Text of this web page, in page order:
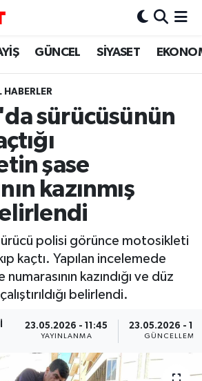
GÜNCEL SİYASET
HABERLER
sürücüsünün
şase
kazınmış
polisi görünce motosikleti
kaçtı. Yapılan incelemede
kazındığı ve düz
belirlendi.
23.05.2026 - 11:45
YAYINLANMA
23.05.2026 -
GÜNCELLEME
Durumu ve Fikstür